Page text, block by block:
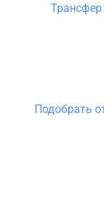
Трансфер
Подобрать